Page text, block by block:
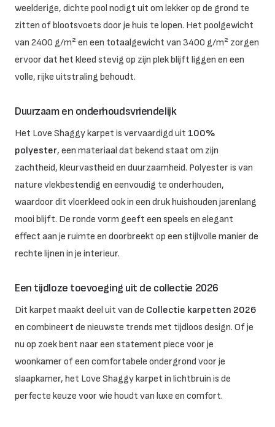
weelderige, dichte pool nodigt uit om lekker op de grond te
zitten of blootsvoets door je huis te lopen. Het poolgewicht
van 2400 g/m² en een totaalgewicht van 3400 g/m² zorgen
ervoor dat het kleed stevig op zijn plek blijft liggen en een
volle, rijke uitstraling behoudt.
Duurzaam en onderhoudsvriendelijk
Het Love Shaggy karpet is vervaardigd uit 100%
polyester, een materiaal dat bekend staat om zijn
zachtheid, kleurvastheid en duurzaamheid. Polyester is van
nature vlekbestendig en eenvoudig te onderhouden,
waardoor dit vloerkleed ook in een druk huishouden jarenlang
mooi blijft. De ronde vorm geeft een speels en elegant
effect aan je ruimte en doorbreekt op een stijlvolle manier de
rechte lijnen in je interieur.
Een tijdloze toevoeging uit de collectie 2026
Dit karpet maakt deel uit van de Collectie karpetten 2026
en combineert de nieuwste trends met tijdloos design. Of je
nu op zoek bent naar een statement piece voor je
woonkamer of een comfortabele ondergrond voor je
slaapkamer, het Love Shaggy karpet in lichtbruin is de
perfecte keuze voor wie houdt van luxe en comfort.